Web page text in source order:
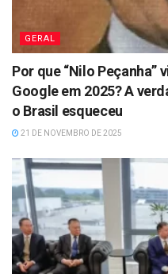
GERAL
Por que “Nilo Peçanha”
Google em 2025? A
o Brasil esqueceu
21 DE NOVEMBRO DE 2025